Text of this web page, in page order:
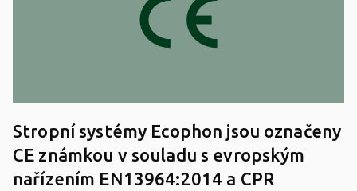
Stropní systémy Ecophon jsou označeny
CE známkou v souladu s evropským
nařízením EN13964:2014 a CPR